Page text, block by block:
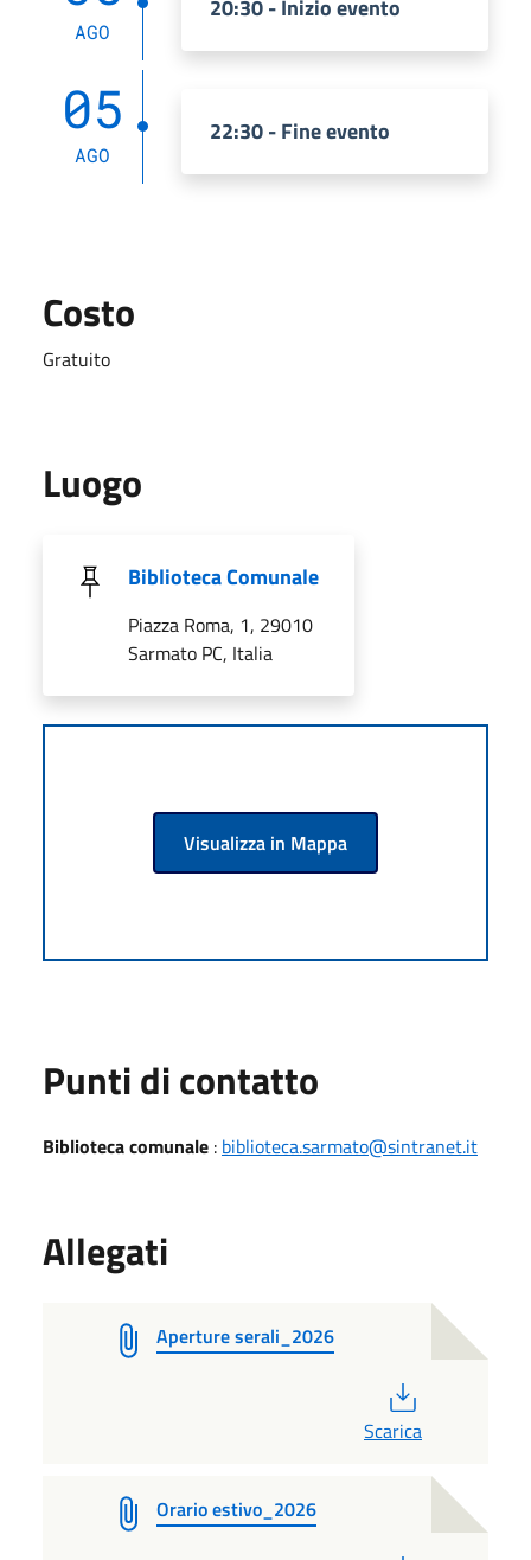
AGO
20:30 - Inizio evento
05
AGO
22:30 - Fine evento
Costo
Gratuito
Luogo
Biblioteca Comunale
Piazza Roma, 1, 29010
Sarmato PC, Italia
Visualizza in Mappa
Punti di contatto
Biblioteca comunale : biblioteca.sarmato@sintranet.it
Allegati
Aperture serali_2026
Scarica
Orario estivo_2026